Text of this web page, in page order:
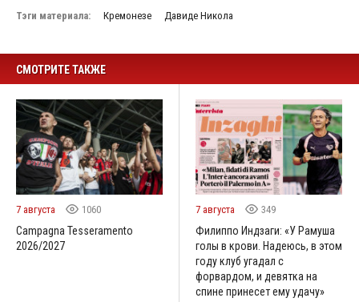
Тэги материала: Кремонезе Давиде Никола
СМОТРИТЕ ТАКЖЕ
7 августа 1060
Campagna Tesseramento
2026/2027
7 августа 349
Филиппо Индзаги: «У Рамуша
голы в крови. Надеюсь, в этом
году клуб угадал с
форвардом, и девятка на
спине принесет ему удачу»